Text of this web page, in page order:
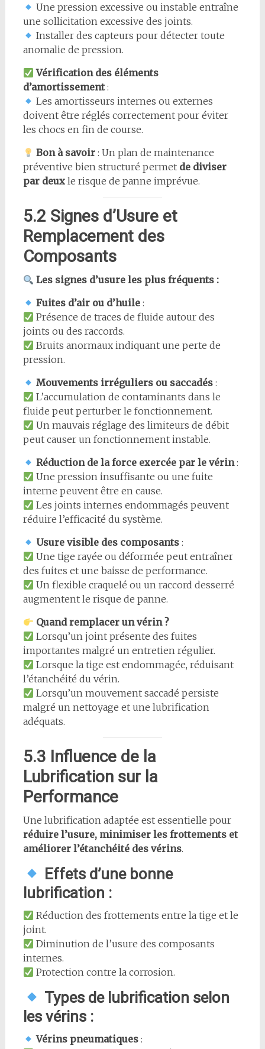
Une pression excessive ou instable entraîne
une sollicitation excessive des joints.
Installer des capteurs pour détecter toute
anomalie de pression.
Vérification des éléments
d’amortissement:
Les amortisseurs internes ou externes
doivent être réglés correctement pour éviter
les chocs en fin de course.
Bon à savoir : Un plan de maintenance
préventive bien structuré permet de diviser
par deuxle risque de panne imprévue.
5.2 Signes d’Usure et
Remplacement des
Composants
Les signes d’usure les plus fréquents :
Fuites d’air ou d’huile :
Présence de traces de fluide autour des
joints ou des raccords.
Bruits anormaux indiquant une perte de
pression.
Mouvements irréguliers ou saccadés :
L’accumulation de contaminants dans le
fluide peut perturber le fonctionnement.
Un mauvais réglage des limiteurs de débit
peut causer un fonctionnement instable.
Réduction de la force exercée par le vérin:
Une pression insuffisante ou une fuite
interne peuvent être en cause.
Les joints internes endommagés peuvent
réduire l’efficacité du système.
Usure visible des composants :
Une tige rayée ou déformée peut entraîner
des fuites et une baisse de performance.
Un flexible craquelé ou un raccord desserré
augmentent le risque de panne.
Quand remplacer un vérin ?
Lorsqu’un joint présente des fuites
importantes malgré un entretien régulier.
Lorsque la tige est endommagée, réduisant
l’étanchéité du vérin.
Lorsqu’un mouvement saccadé persiste
malgré un nettoyage et une lubrification
adéquats.
5.3 Influence de la
Lubrification sur la
Performance
Une lubrification adaptée est essentielle pour
réduire l’usure, minimiser les frottements et
améliorer l’étanchéité des vérins.
Effets d’une bonne
lubrification :
Réduction des frottements entre la tige et le
joint.
Diminution de l’usure des composants
internes.
Protection contre la corrosion.
Types de lubrification selon
les vérins :
Vérins pneumatiques :